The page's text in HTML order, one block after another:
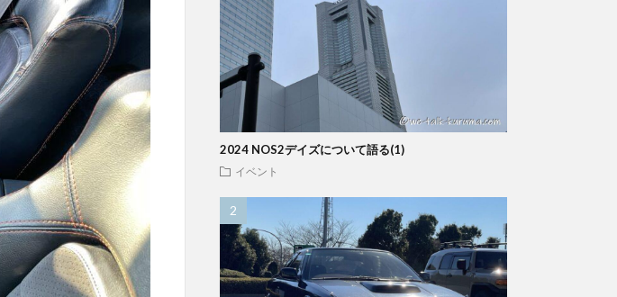
2024 NOS2デイズについて語る(1)
イベント